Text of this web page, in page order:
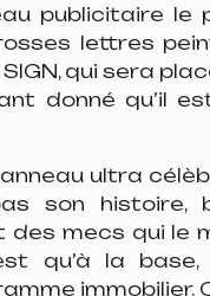
publicitaire le
lettres
qui sera
donné qu’il
ultra
son
des mecs qui le
qu’à la
immobilier.